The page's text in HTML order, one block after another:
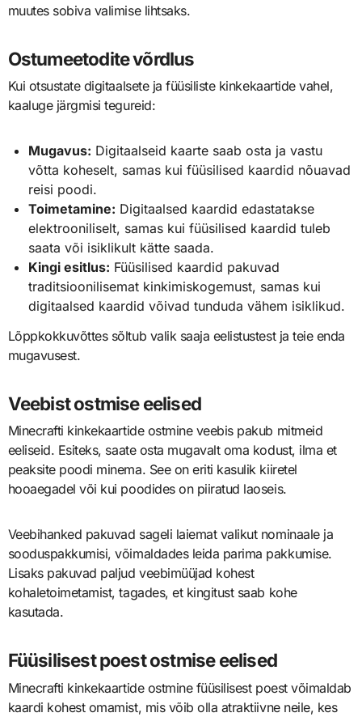
muutes sobiva valimise lihtsaks.
Ostumeetodite võrdlus
Kui otsustate digitaalsete ja füüsiliste kinkekaartide vahel,
kaaluge järgmisi tegureid:
Mugavus: Digitaalseid kaarte saab osta ja vastu
võtta koheselt, samas kui füüsilised kaardid nõuavad
reisi poodi.
Toimetamine: Digitaalsed kaardid edastatakse
elektrooniliselt, samas kui füüsilised kaardid tuleb
saata või isiklikult kätte saada.
Kingi esitlus: Füüsilised kaardid pakuvad
traditsioonilisemat kinkimiskogemust, samas kui
digitaalsed kaardid võivad tunduda vähem isiklikud.
Lõppkokkuvõttes sõltub valik saaja eelistustest ja teie enda
mugavusest.
Veebist ostmise eelised
Minecrafti kinkekaartide ostmine veebis pakub mitmeid
eeliseid. Esiteks, saate osta mugavalt oma kodust, ilma et
peaksite poodi minema. See on eriti kasulik kiiretel
hooaegadel või kui poodides on piiratud laoseis.
Veebihanked pakuvad sageli laiemat valikut nominaale ja
sooduspakkumisi, võimaldades leida parima pakkumise.
Lisaks pakuvad paljud veebimüüjad kohest
kohaletoimetamist, tagades, et kingitust saab kohe
kasutada.
Füüsilisest poest ostmise eelised
Minecrafti kinkekaartide ostmine füüsilisest poest võimaldab
kaardi kohest omamist, mis võib olla atraktiivne neile, kes